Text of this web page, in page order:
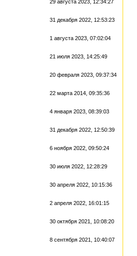
29 августа 2023, 12:34:27
31 декабря 2022, 12:53:23
1 августа 2023, 07:02:04
21 июля 2023, 14:25:49
20 февраля 2023, 09:37:34
22 марта 2014, 09:35:36
4 января 2023, 08:39:03
31 декабря 2022, 12:50:39
6 ноября 2022, 09:50:24
30 июля 2022, 12:28:29
30 апреля 2022, 10:15:36
2 апреля 2022, 16:01:15
30 октября 2021, 10:08:20
8 сентября 2021, 10:40:07